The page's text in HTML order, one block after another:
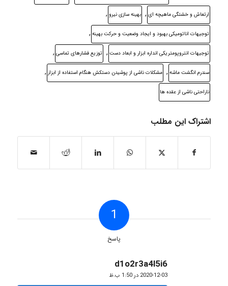
ارتعاش و خشتگی ماهیچه ای , بهینه سازی نیرو ,
توجیهات اناتومیکی بهبود و ایجاد وضعیت و حرکت بهینه ,
توجیهات انتروپومتریکی انداره ابزار و ابعاد دست , توزیع فشارهای تماسی ,
سندرم انگشت ماشه , مشکلات ناشی از پوشیدن دستکش هنگام استفاده از ابزار ,
ناراحتی ناشی از عقده ها
اشتراک این مطلب
1
پاسخ
d1o2r3a4l5i6
گفته:
2020-12-03 در 1:50 ب.ظ